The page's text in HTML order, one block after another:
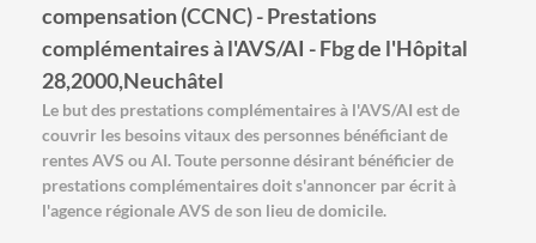
compensation (CCNC) - Prestations
complémentaires à l'AVS/AI - Fbg de l'Hôpital
28,2000,Neuchâtel
Le but des prestations complémentaires à l'AVS/AI est de
couvrir les besoins vitaux des personnes bénéficiant de
rentes AVS ou AI. Toute personne désirant bénéficier de
prestations complémentaires doit s'annoncer par écrit à
l'agence régionale AVS de son lieu de domicile.